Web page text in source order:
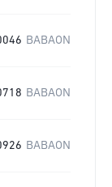
BABAON
BABAON
BABAON